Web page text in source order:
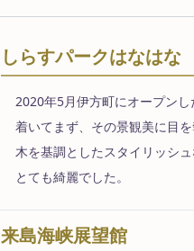
しらすパークはなはな
2020年5月伊方町にオープンし
着いてまず、その景観美に目を
木を基調としたスタイリッシ
とても綺麗でした。
来島海峡展望館